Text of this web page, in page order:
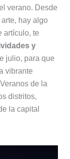
verano. Desde
hay algo
artículo, te
y
julio, para que
vibrante
de la
distritos,
la capital